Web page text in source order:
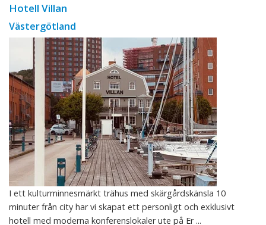
Hotell Villan
Västergötland
I ett kulturminnesmärkt trähus med skärgårdskänsla 10
minuter från city har vi skapat ett personligt och exklusivt
hotell med moderna konferenslokaler ute på Er ...